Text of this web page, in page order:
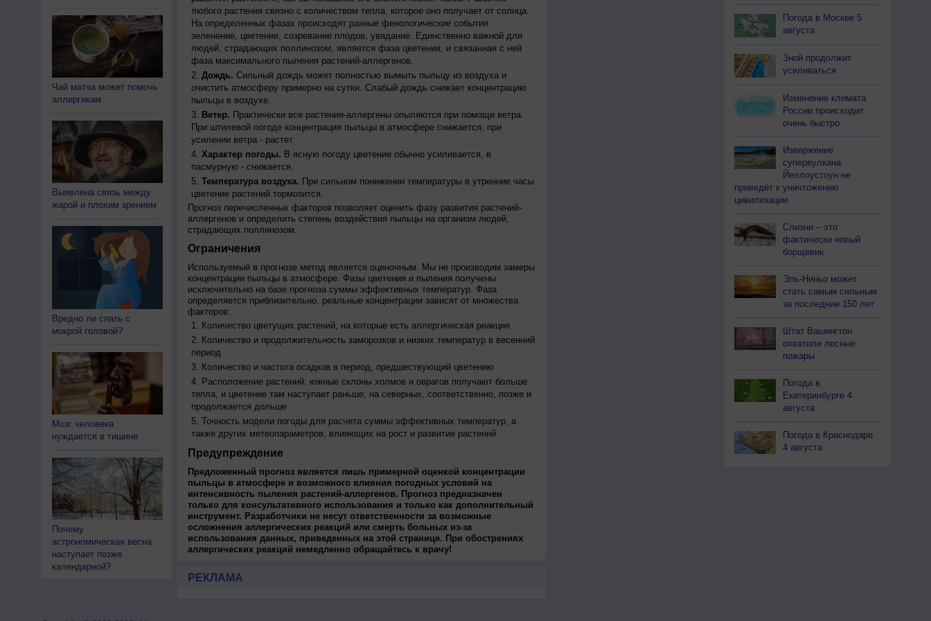
Чай матча может помочь
аллергикам
Выявлена связь между
жарой и плохим зрением
Вредно ли спать с
мокрой головой?
Мозг человека
нуждается в тишине
Почему
астрономическая весна
наступает позже
календарной?
любого растения связно с количеством тепла, которое оно получает от солнца.
На определенных фазах происходят разные фенологические события:
зеленение, цветение, созревание плодов, увядание. Единственно важной для
людей, страдающих поллинозом, является фаза цветения, и связанная с ней
фаза максимального пыления растений-аллергенов.
Дождь. Сильный дождь может полностью вымыть пыльцу из воздуха и
очистить атмосферу примерно на сутки. Слабый дождь снижает концентрацию
пыльцы в воздухе.
Ветер. Практически все растения-аллергены опыляются при помощи ветра.
При штилевой погоде концентрация пыльцы в атмосфере снижается, при
усилении ветра - растет.
Характер погоды. В ясную погоду цветение обычно усиливается, в
пасмурную - снижается.
Температура воздуха. При сильном понижении температуры в утренние часы
цветение растений тормозится.
Прогноз перечисленных факторов позволяет оценить фазу развития растений-
аллергенов и определить степень воздействия пыльцы на организм людей,
страдающих поллинозом.
Ограничения
Используемый в прогнозе метод является оценочным. Мы не производим замеры
концентрации пыльцы в атмосфере. Фазы цветения и пыления получены
исключительно на базе прогноза суммы эффективных температур. Фаза
определяется приблизительно, реальные концентрации зависят от множества
факторов:
Количество цветущих растений, на которые есть аллергическая реакция
Количество и продолжительность заморозков и низких температур в весенний
период
Количество и частота осадков в период, предшествующий цветению
Расположение растений: южные склоны холмов и оврагов получают больше
тепла, и цветение там наступает раньше, на северных, соответственно, позже и
продолжается дольше
Точность модели погоды для расчета суммы эффективных температур, а
также других метеопараметров, влияющих на рост и развитие растений
Предупреждение
Предложенный прогноз является лишь примерной оценкой концентрации
пыльцы в атмосфере и возможного влияния погодных условий на
интенсивность пыления растений-аллергенов. Прогноз предназначен
только для консультативного использования и только как дополнительный
инструмент. Разработчики не несут ответственности за возможные
осложнения аллергических реакций или смерть больных из-за
использования данных, приведенных на этой странице. При обострениях
аллергических реакций немедленно обращайтесь к врачу!
РЕКЛАМА
Погода в Москве 5
августа
Зной продолжит
усиливаться
Изменение климата
России происходит
очень быстро
Извержение
супервулкана
Йеллоустоун не
приведёт к уничтожению
цивилизации
Слизни – это
фактически новый
борщевик
Эль-Ниньо может
стать самым сильным
за последние 150 лет
Штат Вашингтон
охватили лесные
пожары
Погода в
Екатеринбурге 4
августа
Погода в Краснодаре
4 августа